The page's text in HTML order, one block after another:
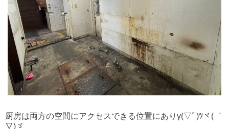
厨房は両方の空間にアクセスできる位置にありγ(▽´ )ﾂヾ( ｀
▽)ゞ